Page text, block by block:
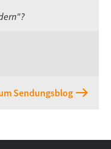
Sendungsblog